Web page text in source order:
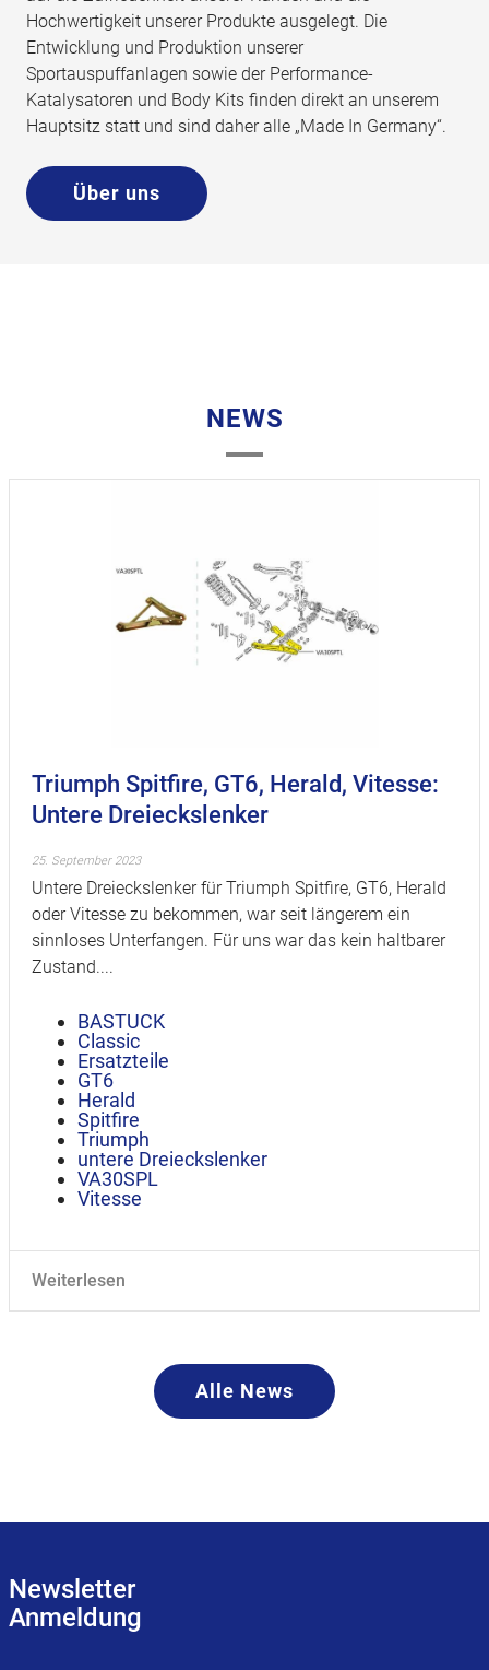
Hochwertigkeit unserer Produkte ausgelegt. Die
Entwicklung und Produktion unserer
Sportauspuffanlagen sowie der Performance-
Katalysatoren und Body Kits finden direkt an unserem
Hauptsitz statt und sind daher alle „Made In Germany“.
Über uns
NEWS
Triumph Spitfire, GT6, Herald, Vitesse:
Untere Dreieckslenker
25. September 2023
Untere Dreieckslenker für Triumph Spitfire, GT6, Herald
oder Vitesse zu bekommen, war seit längerem ein
sinnloses Unterfangen. Für uns war das kein haltbarer
Zustand....
BASTUCK
Classic
Ersatzteile
GT6
Herald
Spitfire
Triumph
untere Dreieckslenker
VA30SPL
Vitesse
Weiterlesen
Alle News
Newsletter
Anmeldung